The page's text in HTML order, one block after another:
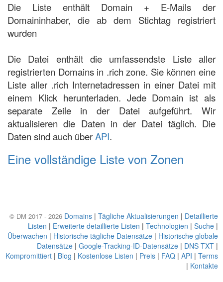
Die Liste enthält Domain + E-Mails der
Domaininhaber, die ab dem Stichtag registriert
wurden
Die Datei enthält die umfassendste Liste aller
registrierten Domains in .rich zone. Sie können eine
Liste aller .rich Internetadressen in einer Datei mit
einem Klick herunterladen. Jede Domain ist als
separate Zeile in der Datei aufgeführt. Wir
aktualisieren die Daten in der Datei täglich. Die
Daten sind auch überAPI.
Eine vollständige Liste von Zonen
© DM 2017 - 2026 Domains | Tägliche Aktualisierungen | Detaillierte
Listen | Erweiterte detaillierte Listen | Technologien | Suche |
Überwachen | Historische tägliche Datensätze | Historische globale
Datensätze | Google-Tracking-ID-Datensätze | DNS TXT |
Kompromittiert | Blog | Kostenlose Listen | Preis | FAQ | API | Terms
| Kontakte